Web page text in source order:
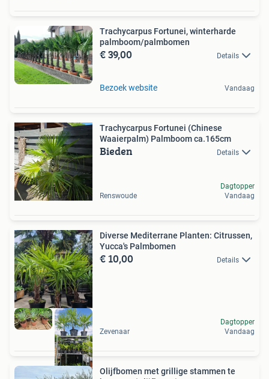
Trachycarpus Fortunei, winterharde
palmboom/palmbomen
€ 39,00 Details
Bezoek website Vandaag
Trachycarpus Fortunei (Chinese
Waaierpalm) Palmboom ca.165cm
Bieden Details
Renswoude
Dagtopper
Vandaag
Diverse Mediterrane Planten: Citrussen,
Yucca's Palmbomen
€ 10,00 Details
Zevenaar
Dagtopper
Vandaag
Olijfbomen met grillige stammen te